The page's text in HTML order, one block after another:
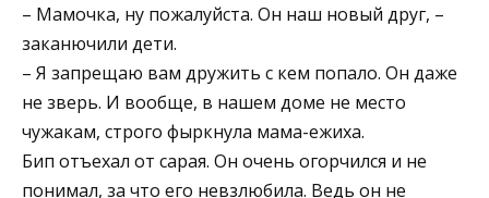
– Мамочка, ну пожалуйста. Он наш новый друг, –
заканючили дети.
– Я запрещаю вам дружить с кем попало. Он даже
не зверь. И вообще, в нашем доме не место
чужакам, строго фыркнула мама-ежиха.
Бип отъехал от сарая. Он очень огорчился и не
понимал, за что его невзлюбила. Ведь он не